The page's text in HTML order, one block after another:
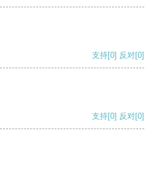
支持[0] 反对[0]
支持[0] 反对[0]